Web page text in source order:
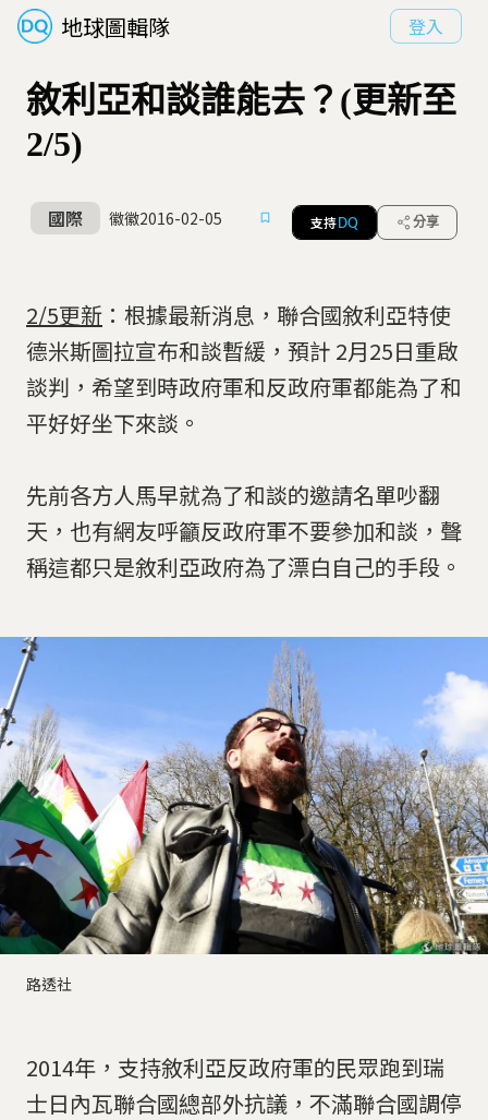
地球圖輯隊 登入
敘利亞和談誰能去？(更新至
2/5)
國際 徽徽2016-02-05 支持 DQ 分享
2/5更新 ：根據最新消息，聯合國敘利亞特使
德米斯圖拉宣布和談暫緩，預計 2月25日重啟
談判，希望到時政府軍和反政府軍都能為了和
平好好坐下來談。
先前各方人馬早就為了和談的邀請名單吵翻
天，也有網友呼籲反政府軍不要參加和談，聲
稱這都只是敘利亞政府為了漂白自己的手段。
路透社
2014年，支持敘利亞反政府軍的民眾跑到瑞
士日內瓦聯合國總部外抗議，不滿聯合國調停